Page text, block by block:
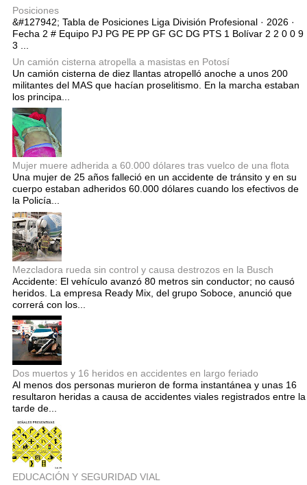
Posiciones
&#127942; Tabla de Posiciones Liga División Profesional · 2026 ·
Fecha 2 # Equipo PJ PG PE PP GF GC DG PTS 1 Bolívar 2 2 0 0 9
3 ...
Un camión cisterna atropella a masistas en Potosí
Un camión cisterna de diez llantas atropelló anoche a unos 200
militantes del MAS que hacían proselitismo. En la marcha estaban
los principa...
Mujer muere adherida a 60.000 dólares tras vuelco de una flota
Una mujer de 25 años falleció en un accidente de tránsito y en su
cuerpo estaban adheridos 60.000 dólares cuando los efectivos de
la Policía...
Mezcladora rueda sin control y causa destrozos en la Busch
Accidente: El vehículo avanzó 80 metros sin conductor; no causó
heridos. La empresa Ready Mix, del grupo Soboce, anunció que
correrá con los...
Dos muertos y 16 heridos en accidentes en largo feriado
Al menos dos personas murieron de forma instantánea y unas 16
resultaron heridas a causa de accidentes viales registrados entre la
tarde de...
EDUCACIÓN Y SEGURIDAD VIAL